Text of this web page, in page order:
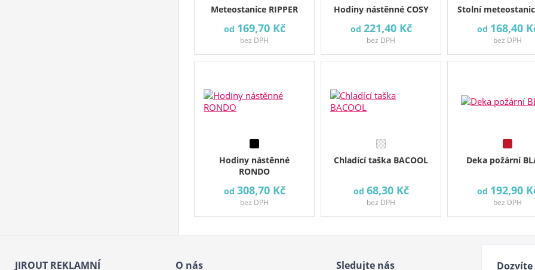
Meteostanice RIPPER
od 169,70 Kč
bez DPH
Hodiny nástěnné COSY
od 221,40 Kč
bez DPH
Stolní
od 168,40
bez DPH
Hodiny nástěnné
RONDO
od 308,70 Kč
bez DPH
Chladící taška BACOOL
od 68,30 Kč
bez DPH
Deka požární
od 192,90
bez DPH
JIROUT REKLAMNÍ O nás Sledujte nás